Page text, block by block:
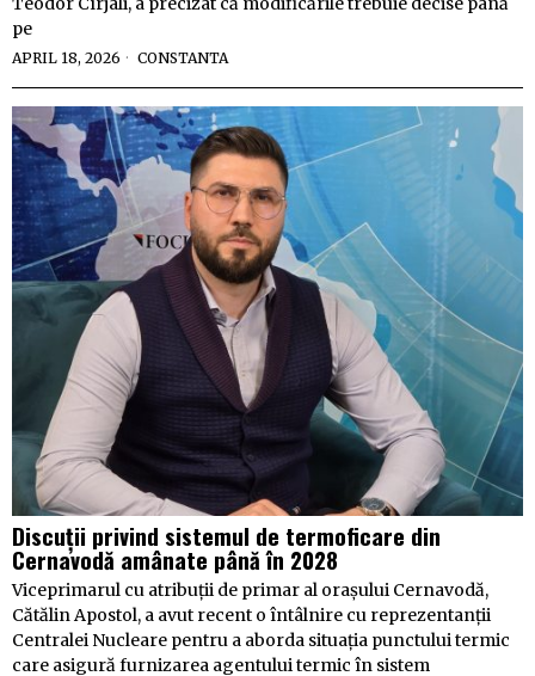
pe
APRIL 18, 2026 CONSTANTA
Discuții privind sistemul de termoficare din
Cernavodă amânate până în 2028
Viceprimarul cu atribuții de primar al orașului Cernavodă,
Cătălin Apostol, a avut recent o întâlnire cu reprezentanții
Centralei Nucleare pentru a aborda situația punctului termic
care asigură furnizarea agentului termic în sistem